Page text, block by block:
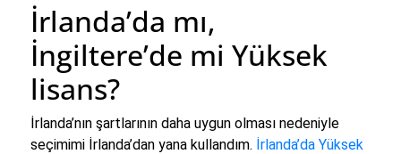
İrlanda’da mı,
İngiltere’de mi Yüksek
lisans?
İrlanda’nın şartlarının daha uygun olması nedeniyle
seçimimi İrlanda’dan yana kullandım. İrlanda’da Yüksek